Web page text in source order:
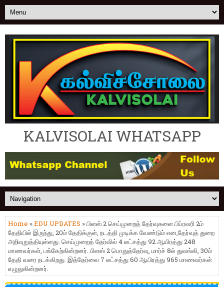
KALVISOLAI WHATSAPP
Home »EDU UPDATES » பிளஸ் 2 செய்முறைத் தேர்வுகளை பிப்ரவரி 2ம்
தேதியில் இருந்து, 20ம் தேதிக்குள், நடத்தி முடிக்க வேண்டும் என,தேர்வுத் துறை
அறிவுறுத்தியுள்ளது. செய்முறைத் தேர்வில் 4 லட்சத்து 92 ஆயிரத்து 248
மாணவர்கள், பங்கேற்கின்றனர். பிளஸ் 2 பொதுத்தேர்வு, மார்ச் 8ல் துவங்கி, 30ம்
தேதி வரை நடக்கிறது. இத்தேர்வை 7 லட்சத்து 60 ஆயிரத்து 965 மாணவர்கள்
எழுதுகின்றனர்.